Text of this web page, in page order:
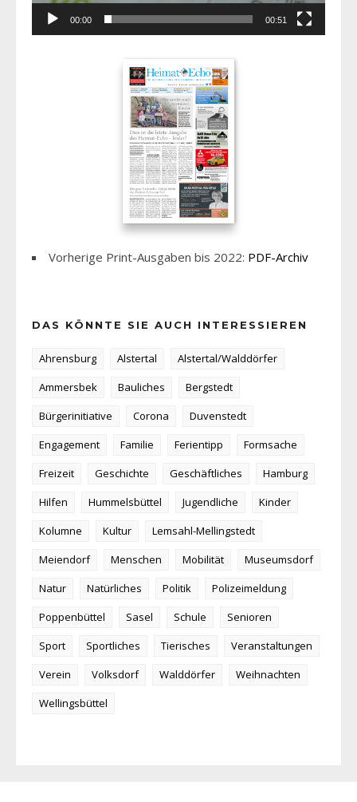
00:00 00:51
Vorherige Print-Ausgaben bis 2022: PDF-Archiv
DAS KÖNNTE SIE AUCH INTERESSIEREN
Ahrensburg Alstertal
Alstertal/Walddörfer
Ammersbek
Bauliches
Bergstedt
Bürgerinitiative
Corona
Duvenstedt
Engagement
Familie Ferientipp
Formsache
Freizeit
Geschichte Geschäftliches
Hamburg
Hilfen
Hummelsbüttel Jugendliche
Kinder
Kolumne
Kultur
Lemsahl-Mellingstedt
Meiendorf
Menschen Mobilität
Museumsdorf
Natur
Natürliches Politik
Polizeimeldung
Poppenbüttel
Sasel Schule
Senioren
Sport
Sportliches Tierisches
Veranstaltungen
Verein
Volksdorf Walddörfer
Weihnachten
Wellingsbüttel